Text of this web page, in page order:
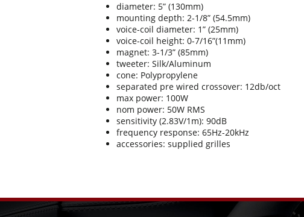
diameter: 5” (130mm)
mounting depth: 2-1/8” (54.5mm)
voice-coil diameter: 1” (25mm)
voice-coil height: 0-7/16”(11mm)
magnet: 3-1/3” (85mm)
tweeter: Silk/Aluminum
cone: Polypropylene
separated pre wired crossover: 12db/oct
max power: 100W
nom power: 50W RMS
sensitivity (2.83V/1m): 90dB
frequency response: 65Hz-20kHz
accessories: supplied grilles